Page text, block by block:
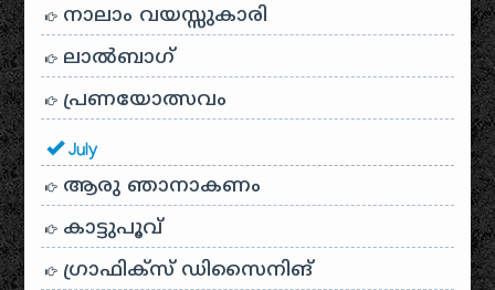
നാലാം വയസ്സുകാരി
ലാൽബാഗ്
പ്രണയോത്സവം
July
ആരു ഞാനാകണം
കാട്ടുപൂവ്
ഗ്രാഫിക്സ് ഡിസൈനിങ്